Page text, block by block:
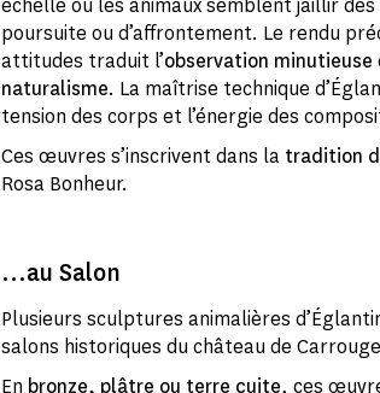
échelle où les animaux semblent jaillir
poursuite ou d’affrontement. Le rendu
attitudes traduit l’observation minutieuse
naturalisme. La maîtrise technique
tension des corps et l’énergie des
Ces œuvres s’inscrivent dans la tradition
Rosa Bonheur.
...au Salon
Plusieurs sculptures animalières
salons historiques du château de
En bronze, plâtre ou terre cuite, ces